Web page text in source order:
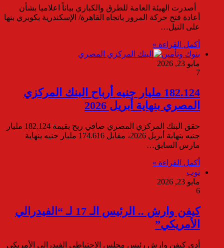
أصدرت الهيئة العامة للطرق والكباري بياناً اعلاميا بشأن
أعادة فتح حركة المرور باتجاه القاهرة/ الإسكندرية بكوبري بنها
على النيل…
أكمل القراءة »
بنوك وتأمين
مايو 23, 2026
7
182.124 مليار جنيه أرباح البنك المركزي
المصري بنهاية أبريل 2026
حقق البنك المركزي المصري صافي ربح بقيمة 182.124 مليار
جنيه بنهاية أبريل 2026، مقابل 174.616 مليار جنيه بنهاية
مارس السابق…
أكمل القراءة »
توب
مايو 23, 2026
6
كيفن وارش .. الرئيس الـ 17 لـ “الفيدرالي
الأمريكي”
أدى كيفن وارش رئيس مجلس الاحتياطي الفيدرالي الأمريكي